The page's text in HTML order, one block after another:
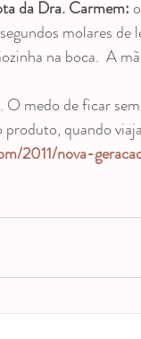
da Dra. Carmem:
molares de
na boca.  A
medo de ficar
produto, quando
2011/nova-